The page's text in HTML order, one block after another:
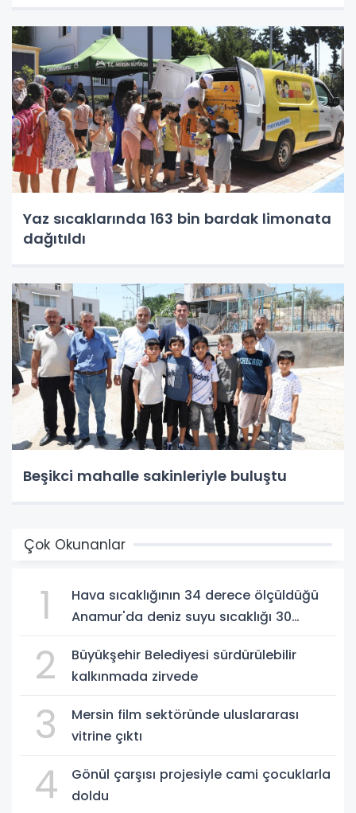
Yaz sıcaklarında 163 bin bardak limonata
dağıtıldı
Beşikci mahalle sakinleriyle buluştu
Çok Okunanlar
1
Hava sıcaklığının 34 derece ölçüldüğü
Anamur'da deniz suyu sıcaklığı 30
2
Büyükşehir Belediyesi sürdürülebilir
kalkınmada zirvede
3
Mersin film sektöründe uluslararası
vitrine çıktı
4
Gönül çarşısı projesiyle cami çocuklarla
doldu